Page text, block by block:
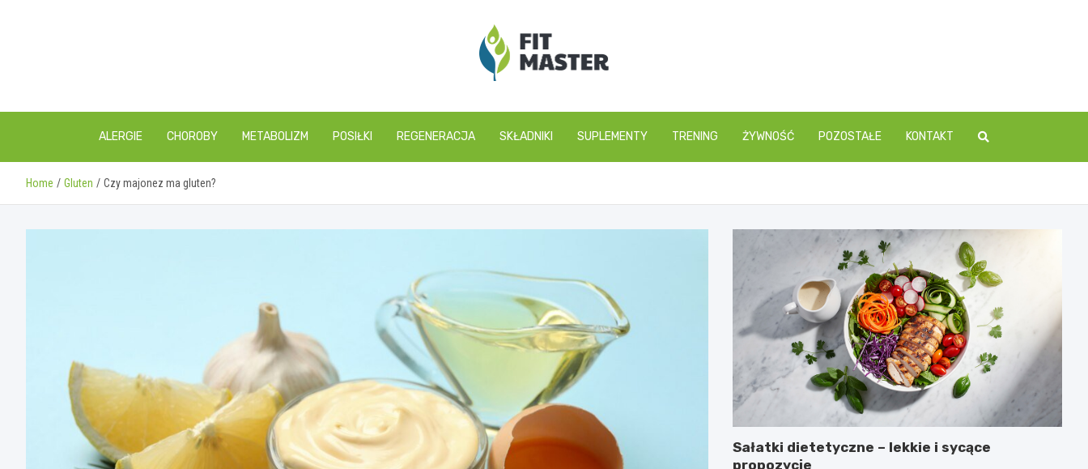
fitmaster.pl
ALERGIE CHOROBY METABOLIZM POSIŁKI REGENERACJA SKŁADNIKI SUPLEMENTY TRENING ŻYWNOŚĆ POZOSTAŁE KONTAKT
Home Gluten Czy majonez ma gluten?
Sałatki dietetyczne – lekkie i sycące
propozycje